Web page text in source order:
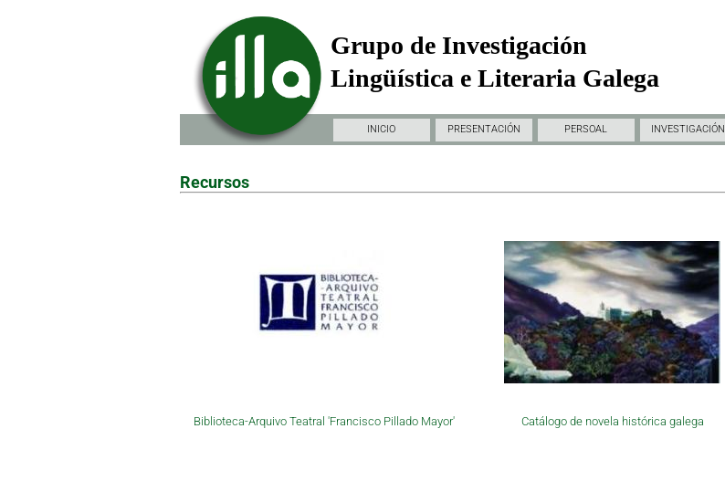
Grupo de Investigación
Lingüística e Literaria Galega
INICIO PRESENTACIÓN PERSOAL INVESTIGACIÓN
Recursos
Biblioteca-Arquivo Teatral 'Francisco Pillado Mayor' Catálogo de novela histórica galega